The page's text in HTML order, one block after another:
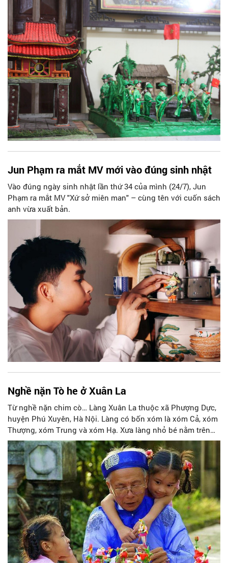
Jun Phạm ra mắt MV mới vào đúng sinh nhật
Vào đúng ngày sinh nhật lần thứ 34 của mình (24/7), Jun
Phạm ra mắt MV "Xứ sở miên man" – cùng tên với cuốn sách
anh vừa xuất bản.
Nghề nặn Tò he ở Xuân La
Từ nghề nặn chim cò… Làng Xuân La thuộc xã Phượng Dực,
huyện Phú Xuyên, Hà Nội. Làng có bốn xóm là xóm Cả, xóm
Thượng, xóm Trung và xóm Hạ. Xưa làng nhỏ bé nằm trên
các gò đất, dân số vài trăm người. Dần dần, dân số đông đúc
lên, làng xóm cũng ngày một mở rộng, phát triển. Xuân La
có nhiều nghề, nhưng có một nghề có từ lâu đời khá độc
đáo và cho đến nay vẫn là một nghề độc nhất vô nhị trên
đất nước ta, đó là nghề nặn chim cò (ngày nay gọi là nghề
nặn tò he).